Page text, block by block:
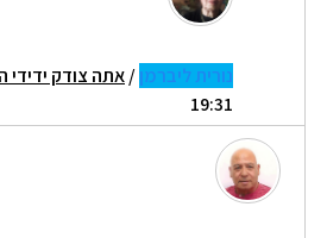
נורית ליברמן/אתה צודק ידידי
19:31